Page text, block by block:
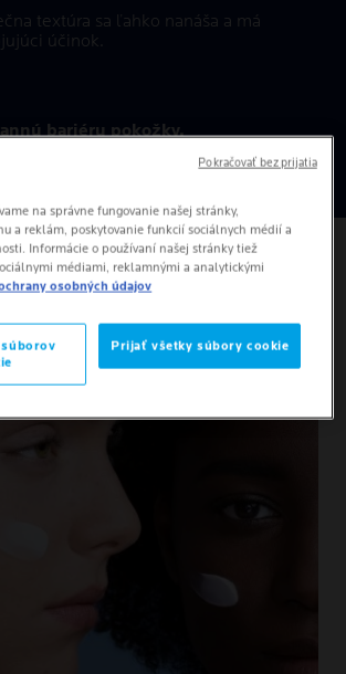
textúra sa ľahko nanáša a má
účinok.
bariéru pokožky.
ingrediencií prírodného pôvodu.
na správne fungovanie našej stránky,
a reklám, poskytovanie funkcií sociálnych médií a
Informácie o používaní našej stránky tiež
médiami, reklamnými a analytickými
osobných údajov
súborov
Prijať všetky súbory cookie
Pokračovať bez prijatia